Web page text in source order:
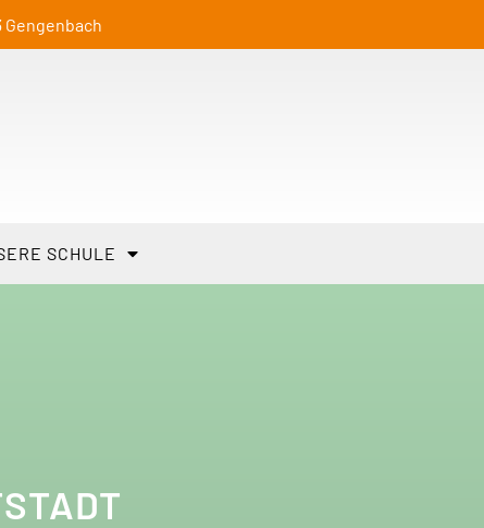
Gengenbach
SCHULE